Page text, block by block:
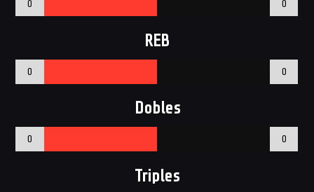
0 0
REB
0 0
Dobles
0 0
Triples